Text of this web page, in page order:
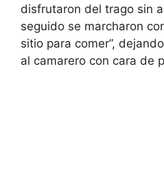
disfrutaron del trago sin
seguido se marcharon
sitio para comer”,
al camarero con cara de